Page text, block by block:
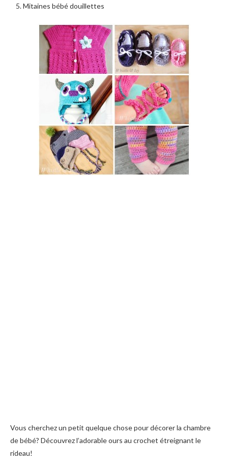
Mitaines bébé douillettes
Vous cherchez un petit quelque chose pour décorer la chambre
de bébé? Découvrez l’adorable ours au crochet étreignant le
rideau!